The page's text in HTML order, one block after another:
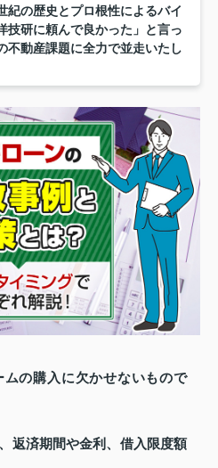
紀の歴史とプロ根性によるバイ
技研に頼んで良かった」と言っ
不動産課題に全力で並走いたし
の購入に欠かせないもので
返済期間や金利、借入限度額